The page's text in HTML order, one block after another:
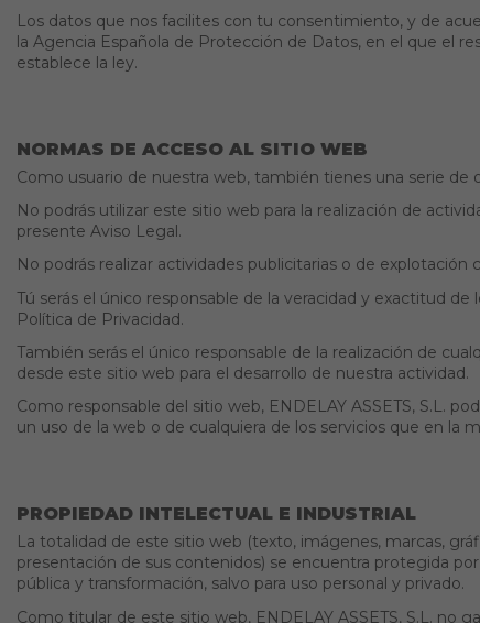
Los datos que nos facilites con tu consentimiento, y de
la Agencia Española de Protección de Datos, en el que el
establece la ley.
NORMAS DE ACCESO AL SITIO WEB
Como usuario de nuestra web, también tienes una serie de
No podrás utilizar este sitio web para la realización de
presente Aviso Legal.
No podrás realizar actividades publicitarias o de
Tú serás el único responsable de la veracidad y exactitud
Política de Privacidad.
También serás el único responsable de la realización de
desde este sitio web para el desarrollo de nuestra actividad.
Como responsable del sitio web, ENDELAY ASSETS, S.L.
un uso de la web o de cualquiera de los servicios que en la
PROPIEDAD INTELECTUAL E INDUSTRIAL
La totalidad de este sitio web (texto, imágenes, marcas,
presentación de sus contenidos) se encuentra protegida
pública y transformación, salvo para uso personal y privado.
Como titular de este sitio web, ENDELAY ASSETS, S.L. no